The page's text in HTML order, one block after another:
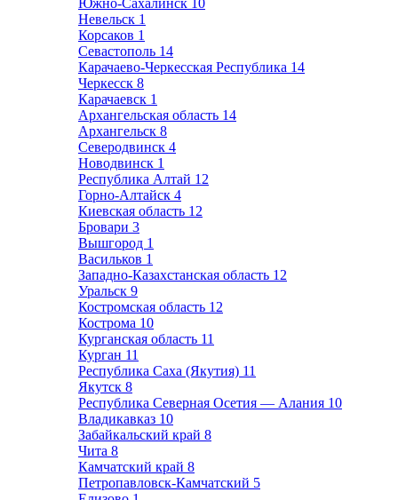
Южно-Сахалинск 10
Невельск 1
Корсаков 1
Севастополь 14
Карачаево-Черкесская Республика 14
Черкесск 8
Карачаевск 1
Архангельская область 14
Архангельск 8
Северодвинск 4
Новодвинск 1
Республика Алтай 12
Горно-Алтайск 4
Киевская область 12
Бровари 3
Вышгород 1
Васильков 1
Западно-Казахстанская область 12
Уральск 9
Костромская область 12
Кострома 10
Курганская область 11
Курган 11
Республика Саха (Якутия) 11
Якутск 8
Республика Северная Осетия — Алания 10
Владикавказ 10
Забайкальский край 8
Чита 8
Камчатский край 8
Петропавловск-Камчатский 5